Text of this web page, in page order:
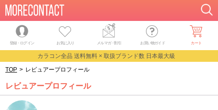
登録・ログイン お気に入り メルマガ・割引 お買い物ガイド カート
カラコン全品 送料無料 × 取扱ブランド数 日本最大級
TOP > レビュアープロフィール
レビュアープロフィール